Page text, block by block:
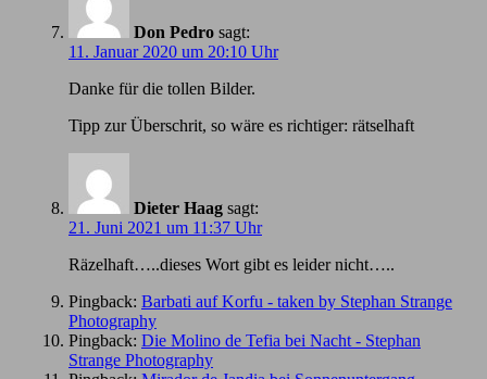
Don Pedro sagt:
11. Januar 2020 um 20:10 Uhr
Danke für die tollen Bilder.
Tipp zur Überschrit, so wäre es richtiger: rätselhaft
Dieter Haag sagt:
21. Juni 2021 um 11:37 Uhr
Räzelhaft…..dieses Wort gibt es leider nicht…..
Pingback: Barbati auf Korfu - taken by Stephan Strange
Photography
Pingback: Die Molino de Tefia bei Nacht - Stephan
Strange Photography